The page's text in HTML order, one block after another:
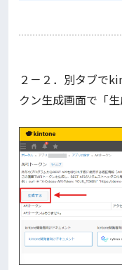
２－２．別タブで
クン生成画面で「